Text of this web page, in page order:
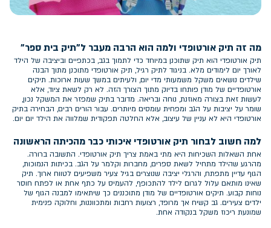
מה זה תיק אורטופדי ולמה הוא הרבה מעבר ל"תיק בית ספר"
תיק אורטופדי הוא תיק שתוכנן במיוחד כדי לתמוך בגב, בכתפיים וביציבה של הילד
לאורך יום לימודים מלא. בניגוד לתיק רגיל, תיק אורטופדי מתוכנן מתוך הבנה
שילדים נושאים משקל משמעותי מדי יום, ולעיתים במשך שעות ארוכות. תיקים
אורטופדיים של מודן פותחו בדיוק מתוך הצורך הזה. לא רק לשאת ציוד, אלא
לעשות זאת בצורה מאוזנת, נוחה ובריאה. מדובר בתיק שמפזר את המשקל נכון,
שומר על יציבות על הגב ומפחית עומסים מיותרים. עבור הורים רבים, הבחירה בתיק
אורטופדי היא לא עניין של עיצוב, אלא החלטה תפקודית שמלווה את הילד יום יום.
למה חשוב לבחור תיק אורטופדי איכותי כבר מהכיתה הראשונה
אחת השאלות השכיחות היא מתי באמת צריך תיק אורטופדי. התשובה ברורה.
מהרגע שהילד מתחיל לשאת ספרים, מחברות וקלמר על הגב. בכיתות הנמוכות,
הגוף עדיין מתפתח, והרגלי יציבה שנוצרים בגיל צעיר משפיעים לטווח ארוך. תיק
שאינו מותאם עלול לגרום לילד להתכופף, להעמיס על כתף אחת או לפתח חוסר
נוחות קבוע. תיקים אורטופדיים של מודן מתוכננים כך שיתאימו למבנה הגוף של
ילדים צעירים. גב קשיח אך מרופד, רצועות רחבות ומתכווננות, וחלוקה פנימית
שמונעת ריכוז משקל בנקודה אחת.